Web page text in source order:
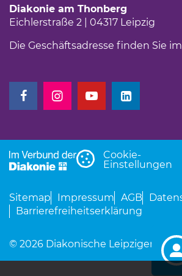
Diakonie am Thonberg
Eichlerstraße 2 | 04317 Leipzig
Die Geschäftsadresse finden Sie im
(Link öffnet einen neuen Tab)
(Link öffnet einen neuen
(Link öffnet einen
(Link öffnet
Cookie-
Einstellungen
Sitemap Impressum AGB
Barrierefreiheitserklärung
© 2026 Diakonische Leipziger